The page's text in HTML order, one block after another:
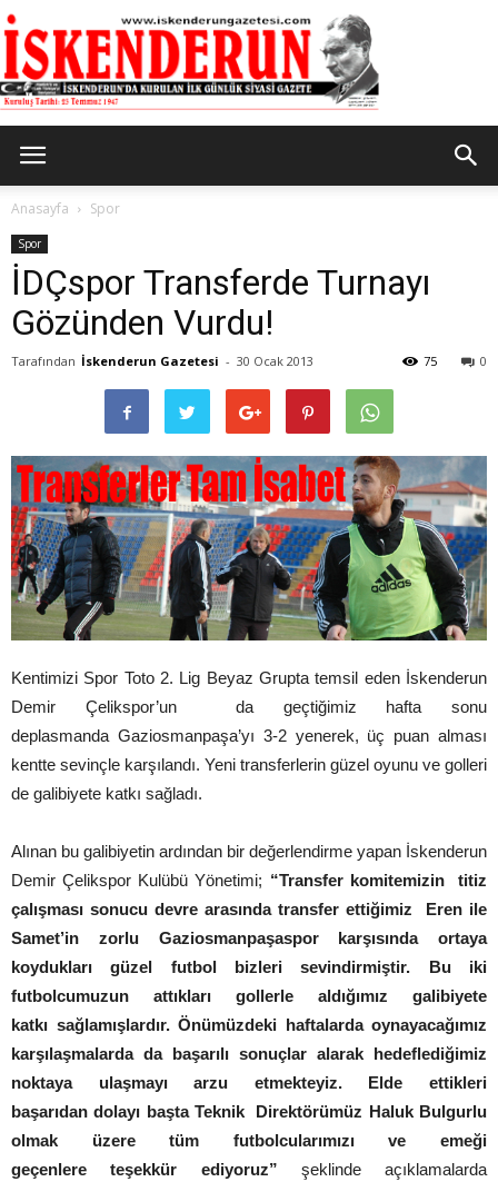
Gazetesi
Anasayfa Spor
Spor
İDÇspor Transferde Turnayı
Gözünden Vurdu!
Tarafından İskenderun Gazetesi - 30 Ocak 2013 0
75
Kentimizi Spor Toto 2. Lig Beyaz Grupta temsil eden İskenderun
Demir Çelikspor’un da geçtiğimiz hafta sonu
deplasmanda Gaziosmanpaşa’yı 3-2 yenerek, üç puan alması
kentte sevinçle karşılandı. Yeni transferlerin güzel oyunu ve golleri
de galibiyete katkı sağladı.
Alınan bu galibiyetin ardından bir değerlendirme yapan İskenderun
Demir Çelikspor Kulübü Yönetimi; “Transfer komitemizin titiz
çalışması sonucu devre arasında transfer ettiğimiz Eren ile
Samet’in zorlu Gaziosmanpaşaspor karşısında ortaya
koydukları güzel futbol bizleri sevindirmiştir. Bu iki
futbolcumuzun attıkları gollerle aldığımız galibiyete
katkı sağlamışlardır. Önümüzdeki haftalarda oynayacağımız
karşılaşmalarda da başarılı sonuçlar alarak hedeflediğimiz
noktaya ulaşmayı arzu etmekteyiz. Elde ettikleri
başarıdan dolayı başta Teknik Direktörümüz Haluk Bulgurlu
olmak üzere tüm futbolcularımızı ve emeği
geçenlere teşekkür ediyoruz” şeklinde açıklamalarda